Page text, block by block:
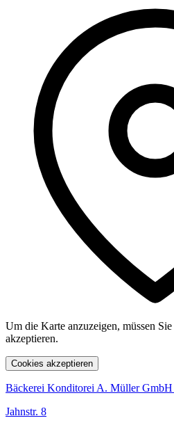
Um die Karte anzuzeigen, müssen
akzeptieren.
Cookies akzeptieren
Bäckerei Konditorei A. Müller
Jahnstr. 8